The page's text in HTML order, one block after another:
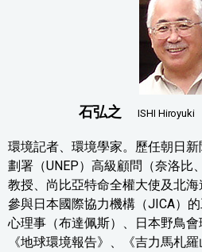
石弘之 ISHI Hiroyuki
環境記者、環境學家。歷任朝日
劃署（UNEP）高級顧問（奈洛比
教授、尚比亞特命全權大使及北
參與日本國際協力機構（JICA）
心理事（布達佩斯）、日本野鳥
《地球環境報告》、《吉力馬札